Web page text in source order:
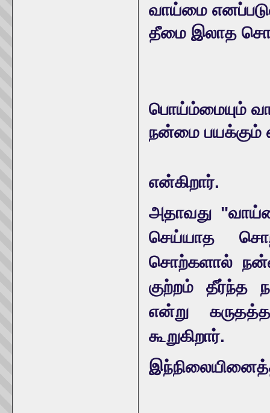
வாய்மை
தீமை இலாத
பொய்ம்மையும்
நன்மை பயக்கும்
என்கிறார்.
அதாவது
செய்யாத
சொற்களால்
குற்றம் தீர்ந்த
என்று
கூறுகிறார்.